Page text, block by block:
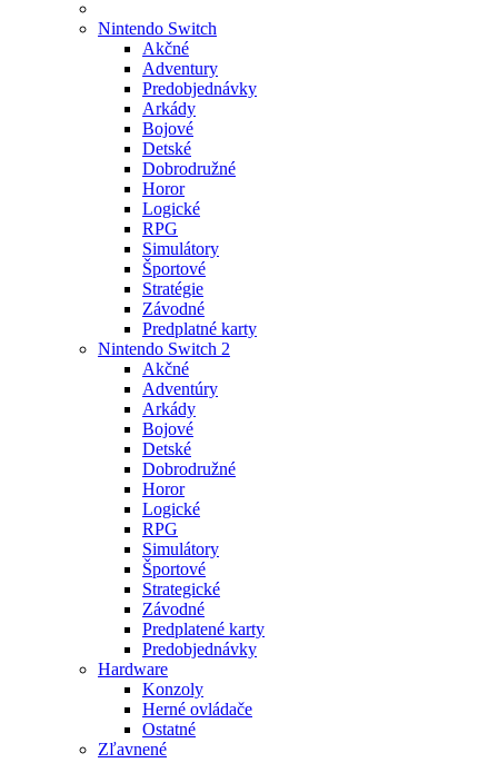
Nintendo Switch
Akčné
Adventury
Predobjednávky
Arkády
Bojové
Detské
Dobrodružné
Horor
Logické
RPG
Simulátory
Športové
Stratégie
Závodné
Predplatné karty
Nintendo Switch 2
Akčné
Adventúry
Arkády
Bojové
Detské
Dobrodružné
Horor
Logické
RPG
Simulátory
Športové
Strategické
Závodné
Predplatené karty
Predobjednávky
Hardware
Konzoly
Herné ovládače
Ostatné
Zľavnené